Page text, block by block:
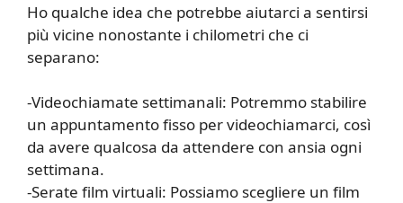
Ho qualche idea che potrebbe aiutarci a sentirsi
più vicine nonostante i chilometri che ci
separano:
-Videochiamate settimanali: Potremmo stabilire
un appuntamento fisso per videochiamarci, così
da avere qualcosa da attendere con ansia ogni
settimana.
-Serate film virtuali: Possiamo scegliere un film